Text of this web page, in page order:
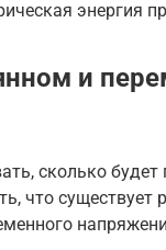
энергия
и
сколько будет
что существует